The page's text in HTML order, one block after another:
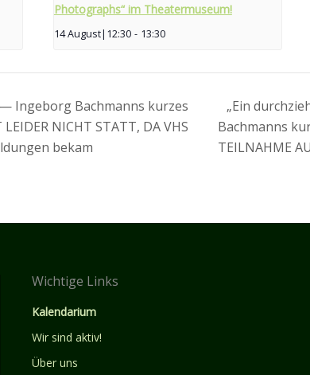
Photographs“ im Theatermuseum!
14 August|12:30 - 13:30
Ingeborg Bachmanns kurzes
NICHT STATT, DA VHS
bekam
„Ein
Bachmanns
TEILNAHME
Wichtige Links
Kalendarium
Wir sind aktiv!
Über uns